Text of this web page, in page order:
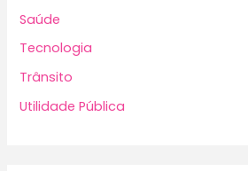
Saúde
Tecnologia
Trânsito
Utilidade Pública